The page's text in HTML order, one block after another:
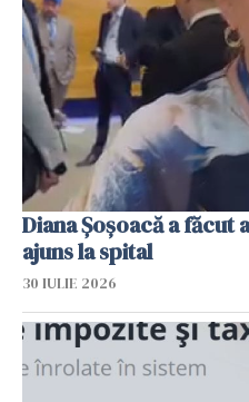
Diana Șoșoacă a
ajuns la spital
30 IULIE 2026